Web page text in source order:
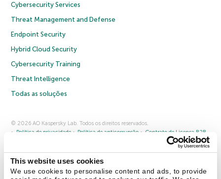
This website uses cookies
We use cookies to personalise content and ads, to provide
Cybersecurity Services
Threat Management and Defense
Endpoint Security
Hybrid Cloud Security
Cybersecurity Training
Threat Intelligence
Todas as soluções
© 2026 AO Kaspersky Lab. Todos os direitos reservados.
Política de privacidade
Política de anticorrupção
Contrato de Licença B2B
Cookies
Fale conosco Sobre a Kaspersky Parceiros
Comunicado à imprensa